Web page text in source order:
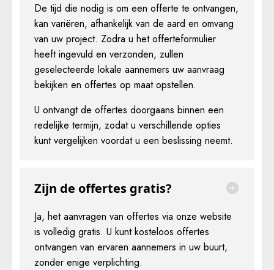
De tijd die nodig is om een offerte te ontvangen,
kan variëren, afhankelijk van de aard en omvang
van uw project. Zodra u het offerteformulier
heeft ingevuld en verzonden, zullen
geselecteerde lokale aannemers uw aanvraag
bekijken en offertes op maat opstellen.
U ontvangt de offertes doorgaans binnen een
redelijke termijn, zodat u verschillende opties
kunt vergelijken voordat u een beslissing neemt.
Zijn de offertes gratis?
Ja, het aanvragen van offertes via onze website
is volledig gratis. U kunt kosteloos offertes
ontvangen van ervaren aannemers in uw buurt,
zonder enige verplichting.